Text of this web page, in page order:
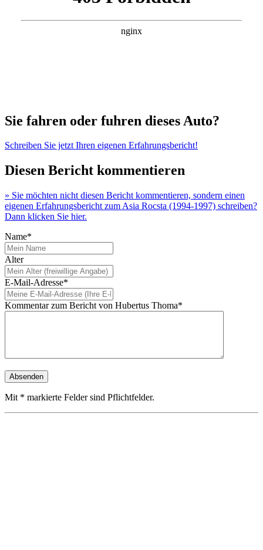
Sie fahren oder fuhren dieses Auto?
Schreiben Sie jetzt Ihren eigenen Erfahrungsbericht!
Diesen Bericht kommentieren
» Sie möchten nicht diesen Bericht kommentieren, sondern einen
eigenen Erfahrungsbericht zum Asia Rocsta (1994-1997) schreiben?
Dann klicken Sie hier.
Name*
Alter
E-Mail-Adresse*
Kommentar zum Bericht von Hubertus Thoma*
Mit * markierte Felder sind Pflichtfelder.